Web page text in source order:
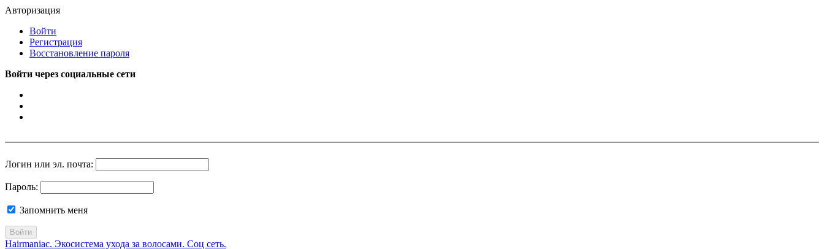
Авторизация
Войти
Регистрация
Восстановление пароля
Войти через социальные сети
Логин или эл. почта:
Пароль:
Запомнить меня
Войти
Hairmaniac. Экосистема ухода за волосами. Соц сеть.